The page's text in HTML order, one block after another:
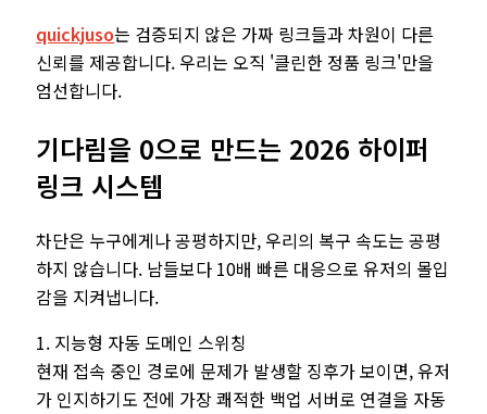
quickjuso는 검증되지 않은 가짜 링크들과 차원이 다른
신뢰를 제공합니다. 우리는 오직 '클린한 정품 링크'만을
엄선합니다.
기다림을 0으로 만드는 2026 하이퍼
링크 시스템
차단은 누구에게나 공평하지만, 우리의 복구 속도는 공평
하지 않습니다. 남들보다 10배 빠른 대응으로 유저의 몰입
감을 지켜냅니다.
1. 지능형 자동 도메인 스위칭
현재 접속 중인 경로에 문제가 발생할 징후가 보이면, 유저
가 인지하기도 전에 가장 쾌적한 백업 서버로 연결을 자동